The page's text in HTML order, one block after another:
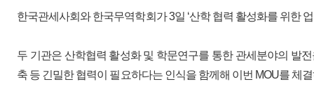
한국관세사회와 한국무역학회가 3일 ‘산학 협력 활성화를 위한
두 기관은 산학협력 활성화 및 학문연구를 통한 관세분야의 발
축 등 긴밀한 협력이 필요하다는 인식을 함께해 이번 MOU를 체